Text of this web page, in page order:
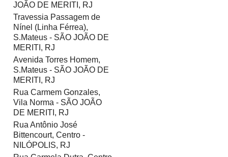
JOÃO DE MERITI, RJ
Travessia Passagem de
Nínel (Linha Férrea),
S.Mateus - SÃO JOÃO DE
MERITI, RJ
Avenida Torres Homem,
S.Mateus - SÃO JOÃO DE
MERITI, RJ
Rua Carmem Gonzales,
Vila Norma - SÃO JOÃO
DE MERITI, RJ
Rua Antônio José
Bittencourt, Centro -
NILÓPOLIS, RJ